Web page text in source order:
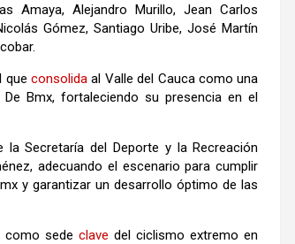
Amaya, Alejandro Murillo, Jean Carlos
Gómez, Santiago Uribe, José Martín
queconsolida al Valle del Cauca como una
Bmx, fortaleciendo su presencia en el
Secretaría del Deporte y la Recreación
adecuando el escenario para cumplir
y garantizar un desarrollo óptimo de las
como sedeclave del ciclismo extremo en